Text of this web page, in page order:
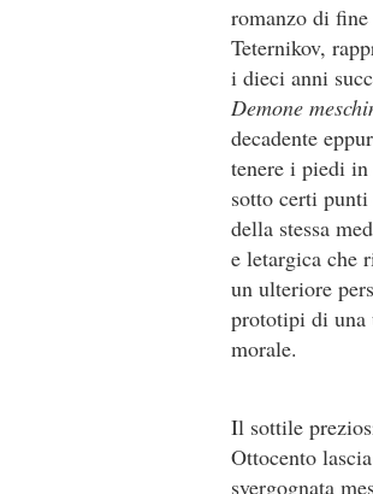
romanzo di
Teternikov,
i dieci anni
Demone
decadente
tenere i piedi in
sotto certi
della stessa
e letargica che
un ulteriore
prototipi di una
morale.
Il sottile
Ottocento
svergognata